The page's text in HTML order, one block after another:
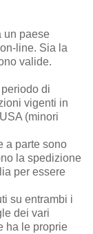
un paese
line. Sia la
valide.
di
vigenti in
(minori
a parte sono
la spedizione
per essere
su entrambi i
dei vari
ha le proprie